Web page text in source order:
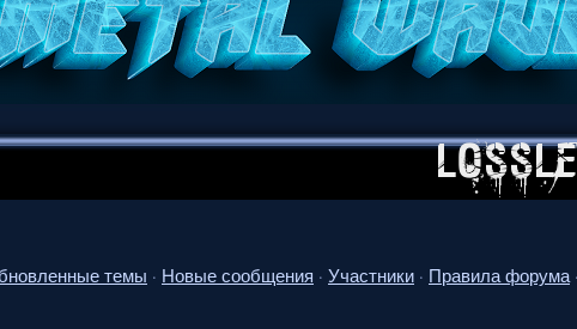
темы · Новые сообщения · Участники · Правила форума ·